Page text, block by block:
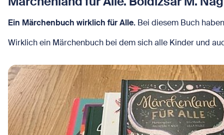
Ein Märchenbuch wirklich für Alle. Bei diesem Buch
Wirklich ein Märchenbuch bei dem sich alle Kinder und